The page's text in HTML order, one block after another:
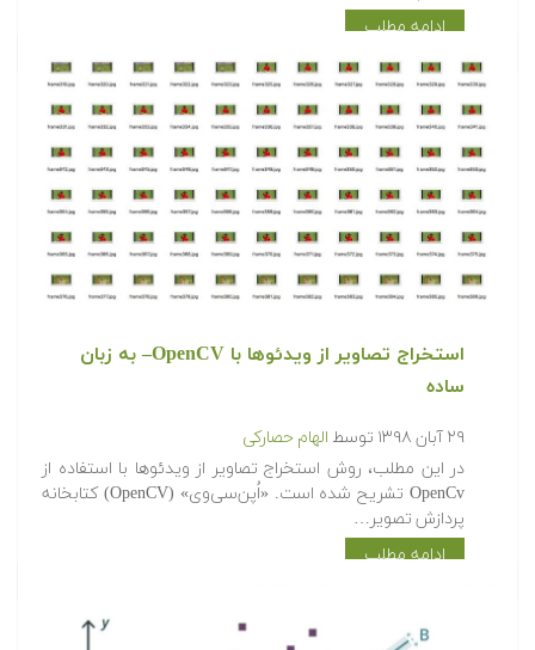
ادامه مطلب
استخراج تصاویر از ویدئوها با OpenCV– به زبان
ساده
۲۹ آبان ۱۳۹۸ توسط الهام حصارکی
در این مطلب، روش استخراج تصاویر از ویدئوها با استفاده از
OpenCv تشریح شده است. «اُپن‌سی‌وی» (OpenCV) کتابخانه
پردازش تصویر…
ادامه مطلب